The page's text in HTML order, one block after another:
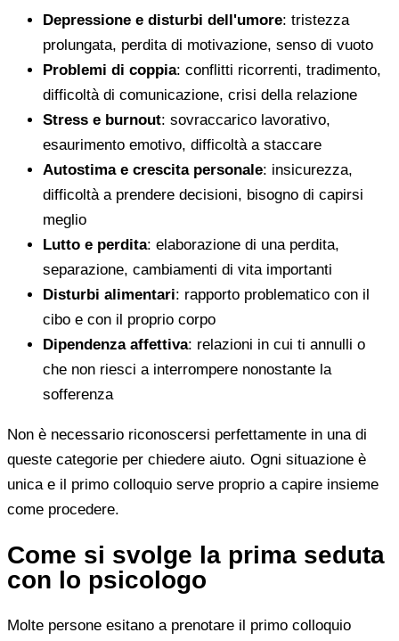
Depressione e disturbi dell'umore: tristezza
prolungata, perdita di motivazione, senso di vuoto
Problemi di coppia: conflitti ricorrenti, tradimento,
difficoltà di comunicazione, crisi della relazione
Stress e burnout: sovraccarico lavorativo,
esaurimento emotivo, difficoltà a staccare
Autostima e crescita personale: insicurezza,
difficoltà a prendere decisioni, bisogno di capirsi
meglio
Lutto e perdita: elaborazione di una perdita,
separazione, cambiamenti di vita importanti
Disturbi alimentari: rapporto problematico con il
cibo e con il proprio corpo
Dipendenza affettiva: relazioni in cui ti annulli o
che non riesci a interrompere nonostante la
sofferenza
Non è necessario riconoscersi perfettamente in una di
queste categorie per chiedere aiuto. Ogni situazione è
unica e il primo colloquio serve proprio a capire insieme
come procedere.
Come si svolge la prima seduta
con lo psicologo
Molte persone esitano a prenotare il primo colloquio